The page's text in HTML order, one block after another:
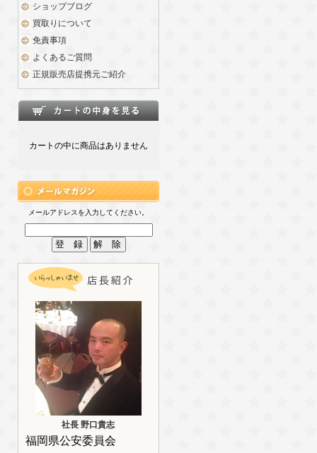
ショップブログ
買取りについて
免責事項
よくあるご質問
正規販売店提携元ご紹介
カートの中に商品はありません
メールアドレスを入力してください。
社長 野口貴志
福岡県公安委員会